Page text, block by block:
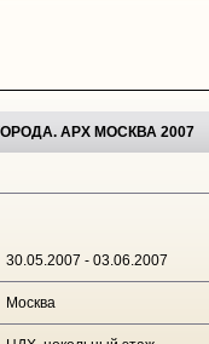
АРХ МОСКВА 2007
30.05.2007 - 03.06.2007
Москва